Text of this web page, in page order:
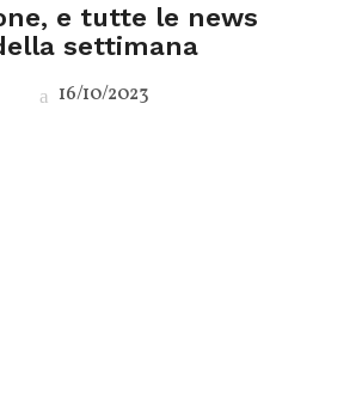
e tutte le news
settimana
16/10/2023